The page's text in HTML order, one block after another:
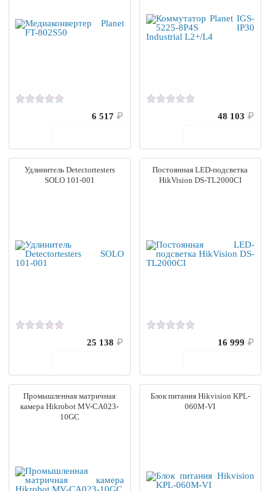
6 517 ₽
48 103 ₽
Удлинитель Detectortesters
SOLO 101-001
25 138 ₽
Постоянная LED-подсветка
HikVision DS-TL2000CI
16 999 ₽
Промышленная матричная
камера Hikrobot MV-CA023-
10GC
Блок питания Hikvision KPL-
060M-VI